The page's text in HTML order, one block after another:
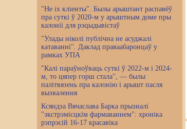
"Не іх кліенты". Былы арыштант распавёў
пра суткі ў 2020-м у арыштным доме пры
калоніі для рэцыдывістаў
"Улады ніколі публічна не асуджалі
катаванні". Даклад праваабаронцаў у
рамках УПА
"Калі параўноўваць суткі ў 2022-м і 2024-
м, то цяпер горш стала", — былы
палітвязень пра калонію і арышт пасля
вызвалення
Ксяндза Вячаслава Барка прызналі
"экстрэмісцкім фармаваннем": хроніка
рэпрэсій 16-17 красавіка